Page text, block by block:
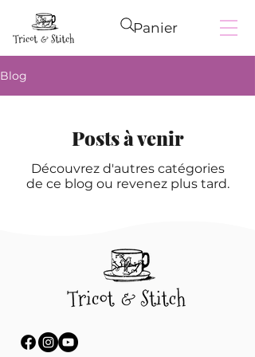
Panier
Blog
Posts à venir
Découvrez d'autres catégories
de ce blog ou revenez plus tard.